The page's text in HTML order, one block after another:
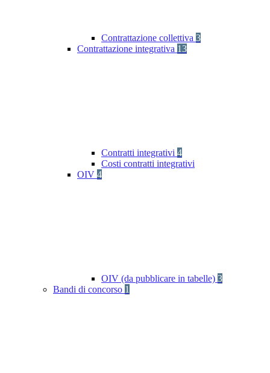
Contrattazione collettiva 3
Contrattazione integrativa 13
Contratti integrativi 4
Costi contratti integrativi
OIV 4
OIV (da pubblicare in tabelle) 3
Bandi di concorso 1